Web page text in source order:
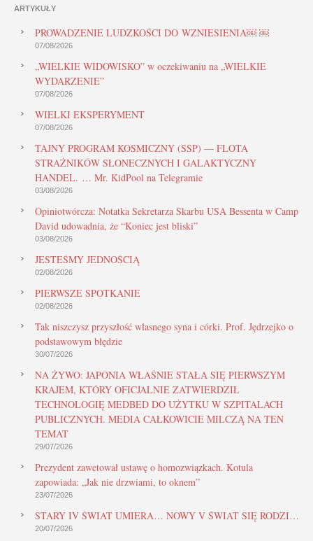
ARTYKUŁY
PROWADZENIE LUDZKOŚCI DO WZNIESIENIA￼ ￼
07/08/2026
„WIELKIE WIDOWISKO” w oczekiwaniu na „WIELKIE
WYDARZENIE”
07/08/2026
WIELKI EKSPERYMENT
07/08/2026
TAJNY PROGRAM KOSMICZNY (SSP) — FLOTA
STRAŻNIKÓW SŁONECZNYCH I GALAKTYCZNY
HANDEL. … Mr. KidPool na Telegramie
03/08/2026
Opiniotwórcza: Notatka Sekretarza Skarbu USA Bessenta w Camp
David udowadnia, że “Koniec jest bliski”
03/08/2026
JESTEŚMY JEDNOŚCIĄ
02/08/2026
PIERWSZE SPOTKANIE
02/08/2026
Tak niszczysz przyszłość własnego syna i córki. Prof. Jędrzejko o
podstawowym błędzie
30/07/2026
NA ŻYWO: JAPONIA WŁAŚNIE STAŁA SIĘ PIERWSZYM
KRAJEM, KTÓRY OFICJALNIE ZATWIERDZIŁ
TECHNOLOGIĘ MEDBED DO UŻYTKU W SZPITALACH
PUBLICZNYCH. MEDIA CAŁKOWICIE MILCZĄ NA TEN
TEMAT
29/07/2026
Prezydent zawetował ustawę o homozwiązkach. Kotula
zapowiada: „Jak nie drzwiami, to oknem”
23/07/2026
STARY IV ŚWIAT UMIERA… NOWY V ŚWIAT SIĘ RODZI…
20/07/2026